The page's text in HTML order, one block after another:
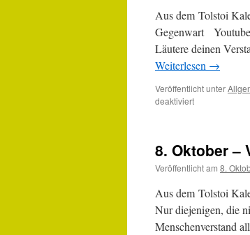
Aus dem Tolstoi
Gegenwart
Läutere deinen
Weiterlesen →
Veröffentlicht unter
deaktiviertfür
Vernunft
und
Verstand
8. Oktober –
Veröffentlicht am 8.
Aus dem Tolstoi
Nur diejenigen, die
Menschenverstand